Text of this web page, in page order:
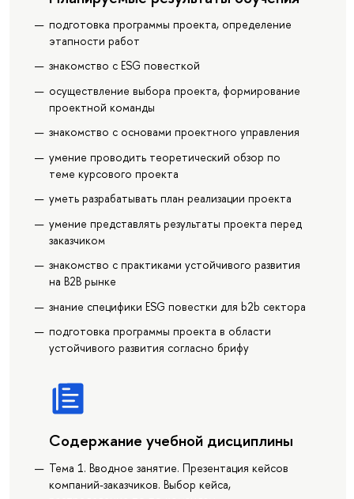
подготовка программы проекта, определение
этапности работ
знакомство с ESG повесткой
осуществление выбора проекта, формирование
проектной команды
знакомство с основами проектного управления
умение проводить теоретический обзор по
теме курсового проекта
уметь разрабатывать план реализации проекта
умение представлять результаты проекта перед
заказчиком
знакомство с практиками устойчивого развития
на B2B рынке
знание специфики ESG повестки для b2b сектора
подготовка программы проекта в области
устойчивого развития согласно брифу
Содержание учебной дисциплины
Тема 1. Вводное занятие. Презентация кейсов
компаний-заказчиков. Выбор кейса,